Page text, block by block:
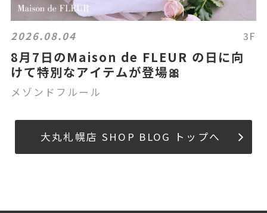
2026.08.04 3F
8月7日のMaison de FLEUR の日に向
けて特別なアイテムが登場🎀
メゾンドフルール
大丸札幌店 SHOP BLOG トップへ